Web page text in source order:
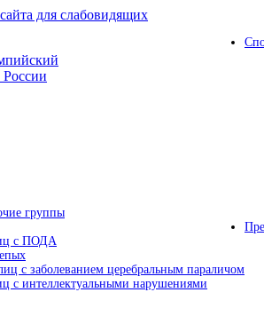
для слабовидящих
России
группы
с ПОДА
с заболеванием церебральным параличом
с интеллектуальными нарушениями